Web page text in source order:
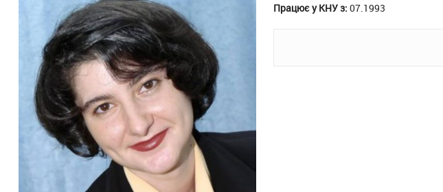
Працює у КНУ з:07.1993